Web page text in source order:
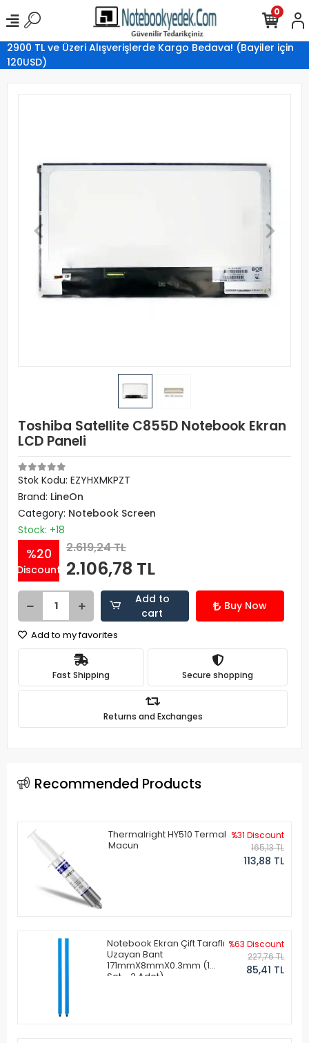
2900 TL ve Üzeri Alışverişlerde Kargo Bedava! (Bayiler için
120USD)
0
Toshiba Satellite C855D Notebook Ekran
LCD Paneli
Stok Kodu: EZYHXMKPZT
Brand: LineOn
Category: Notebook Screen
Stock: +18
%20
Discount
2.619,24 TL
2.106,78 TL
Add to
cart
Buy Now
Add to my favorites
Fast Shipping Secure shopping
Returns and Exchanges
Recommended Products
Thermalright HY510 Termal
Macun
%31 Discount
165,13 TL
113,88 TL
Notebook Ekran Çift Taraflı
Uzayan Bant
171mmX8mmX0.3mm (1
Set - 2 Adet)
%63 Discount
227,76 TL
85,41 TL